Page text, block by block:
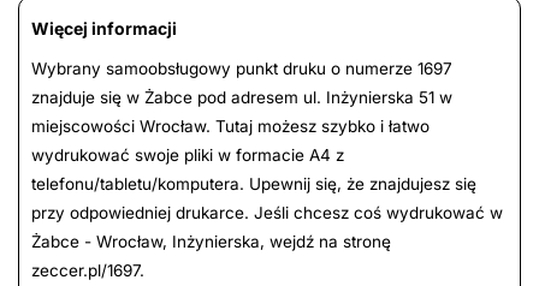
Więcej informacji
Wybrany samoobsługowy punkt druku o numerze 1697
znajduje się w Żabce pod adresem ul. Inżynierska 51 w
miejscowości Wrocław. Tutaj możesz szybko i łatwo
wydrukować swoje pliki w formacie A4 z
telefonu/tabletu/komputera. Upewnij się, że znajdujesz się
przy odpowiedniej drukarce. Jeśli chcesz coś wydrukować w
Żabce - Wrocław, Inżynierska, wejdź na stronę
zeccer.pl/1697.